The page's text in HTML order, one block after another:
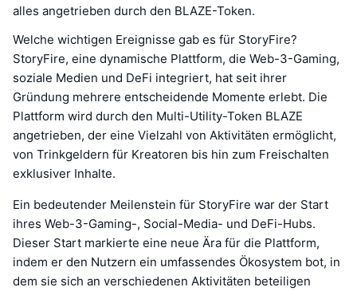
alles angetrieben durch den BLAZE-Token.
Welche wichtigen Ereignisse gab es für StoryFire?
StoryFire, eine dynamische Plattform, die Web-3-Gaming,
soziale Medien und DeFi integriert, hat seit ihrer
Gründung mehrere entscheidende Momente erlebt. Die
Plattform wird durch den Multi-Utility-Token BLAZE
angetrieben, der eine Vielzahl von Aktivitäten ermöglicht,
von Trinkgeldern für Kreatoren bis hin zum Freischalten
exklusiver Inhalte.
Ein bedeutender Meilenstein für StoryFire war der Start
ihres Web-3-Gaming-, Social-Media- und DeFi-Hubs.
Dieser Start markierte eine neue Ära für die Plattform,
indem er den Nutzern ein umfassendes Ökosystem bot, in
dem sie sich an verschiedenen Aktivitäten beteiligen